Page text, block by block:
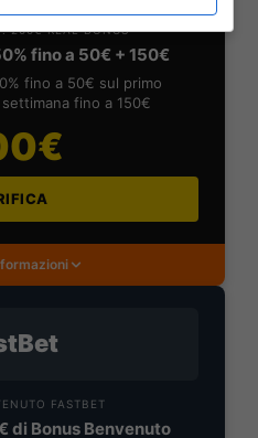
200€ REAL BONUS
fino a 50€ + 150€
fino a 50€ sul primo
fino a 150€
FASTBET
di Bonus Benvenuto